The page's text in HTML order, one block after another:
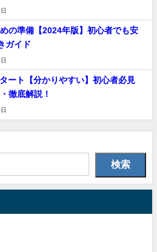
の準備【2024年版】初心者でも安
ガイド
ート【分かりやすい】初心者必見
徹底解説！
検索